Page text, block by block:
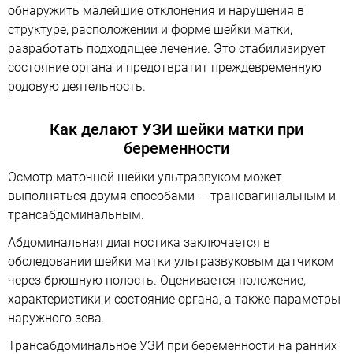
обнаружить малейшие отклонения и нарушения в
структуре, расположении и форме шейки матки,
разработать подходящее лечение. Это стабилизирует
состояние органа и предотвратит преждевременную
родовую деятельность.
Как делают УЗИ шейки матки при
беременности
Осмотр маточной шейки ультразвуком может
выполняться двумя способами — трансвагинальным и
трансабдоминальным.
Абдоминальная диагностика заключается в
обследовании шейки матки ультразвуковым датчиком
через брюшную полость. Оценивается положение,
характеристики и состояние органа, а также параметры
наружного зева.
Трансабдоминальное УЗИ при беременности на ранних